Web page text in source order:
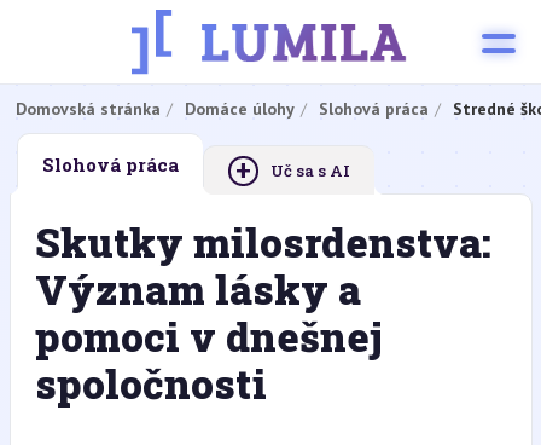
Domovská stránka Domáce úlohy Slohová práca Stredné
Slohová práca + Uč sa s AI
Skutky milosrdenstva:
Význam lásky a
pomoci v dnešnej
spoločnosti